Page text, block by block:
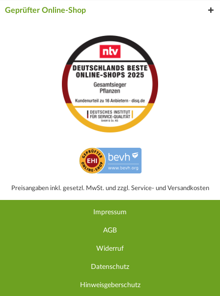
Geprüfter Online-Shop
Preisangaben inkl. gesetzl. MwSt. und zzgl. Service- und Versandkosten
Impressum
AGB
Widerruf
Datenschutz
Hinweisgeberschutz